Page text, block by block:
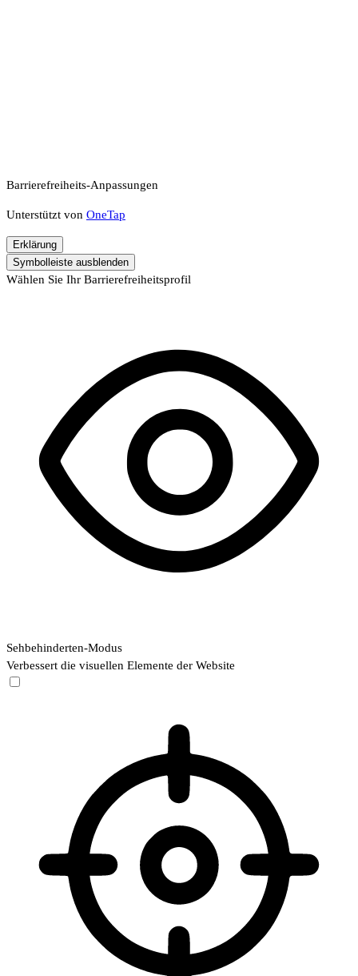
Barrierefreiheits-Anpassungen
Unterstützt von OneTap
Erklärung
Symbolleiste ausblenden
Wählen Sie Ihr Barrierefreiheitsprofil
Sehbehinderten-Modus
Verbessert die visuellen Elemente der Website